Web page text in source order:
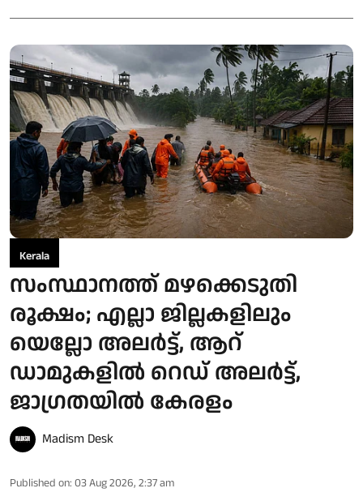
Kerala
സംസ്ഥാനത്ത് മഴക്കെടുതി
രൂക്ഷം; എല്ലാ ജില്ലകളിലും
യെല്ലോ അലര്‍ട്ട്, ആറ്
ഡാമുകളില്‍ റെഡ് അലര്‍ട്ട്,
ജാഗ്രതയില്‍ കേരളം
Madism Desk
Published on: 03 Aug 2026, 2:37 am